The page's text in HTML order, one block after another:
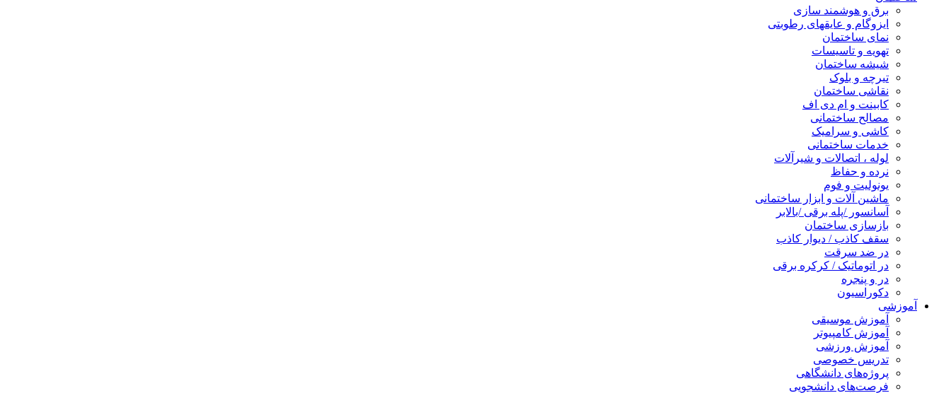
برق و هوشمند سازی
ایزوگام و عایقهای رطوبتی
نمای ساختمان
تهویه و تاسیسات
شیشه ساختمان
تیرچه و بلوک
نقاشی ساختمان
کابینت و ام دی اف
مصالح ساختمانی
کاشی و سرامیک
خدمات ساختمانی
لوله ، اتصالات و شیرآلات
نرده و حفاظ
یونولیت و فوم
ماشین آلات و ابزار ساختمانی
آسانسور /پله برقی /بالابر
بازسازی ساختمان
سقف کاذب / دیوار کاذب
در ضد سرقت
در اتوماتیک / کرکره برقی
در و پنجره
دکوراسیون
آموزشی
آموزش موسیقی
آموزش کامپیوتر
آموزش ورزشی
تدریس خصوصی
پروژه‌های دانشگاهی
فرصت‌های دانشجویی